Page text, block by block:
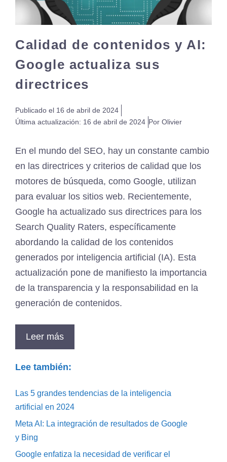
Calidad de contenidos y AI:
Google actualiza sus
directrices
Publicado el 16 de abril de 2024
Última actualización: 16 de abril de 2024 Por Olivier
En el mundo del SEO, hay un constante cambio
en las directrices y criterios de calidad que los
motores de búsqueda, como Google, utilizan
para evaluar los sitios web. Recientemente,
Google ha actualizado sus directrices para los
Search Quality Raters, específicamente
abordando la calidad de los contenidos
generados por inteligencia artificial (IA). Esta
actualización pone de manifiesto la importancia
de la transparencia y la responsabilidad en la
generación de contenidos.
Leer más
Lee también:
Las 5 grandes tendencias de la inteligencia
artificial en 2024
Meta AI: La integración de resultados de Google
y Bing
Google enfatiza la necesidad de verificar el